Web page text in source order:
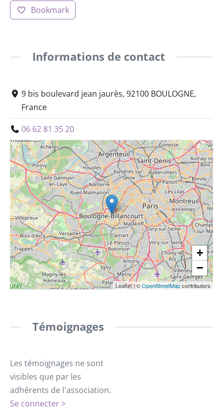
Bookmark
Informations de contact
9 bis boulevard jean jaurès, 92100 BOULOGNE,
France
06 62 81 35 20
+
−
Leaflet|©OpenStreetMapcontributors
Témoignages
Les témoignages ne sont
visibles que par les
adhérents de l'association.
Se connecter >